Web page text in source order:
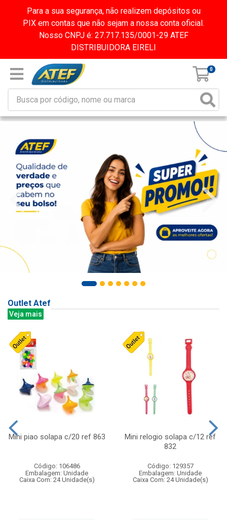
Para a sua segurança, não realizem depósitos ou
PIX em contas que não sejam a nossa conta oficial.
Nosso CNPJ é: 27.717.135/0001-29 ATEF
DISTRIBUIDORA EIRELI
0
Outlet Atef
Veja mais
Mini piao solapa c/20 ref 863
Código: 106486
Embalagem: Unidade
Caixa Com: 24 Unidade(s)
Mini relogio solapa c/12 ref
832
Código: 129357
Embalagem: Unidade
Caixa Com: 24 Unidade(s)